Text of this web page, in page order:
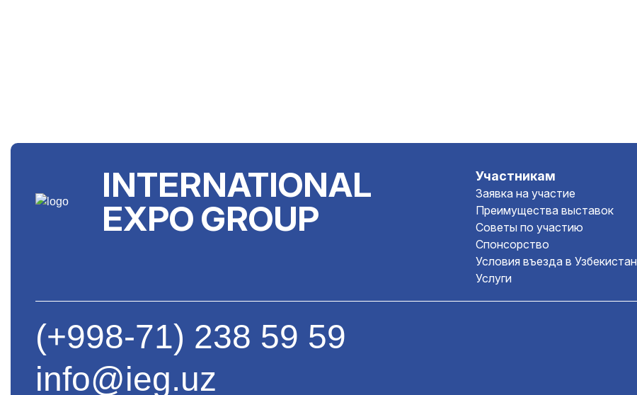
INTERNATIONAL
EXPO GROUP
Участникам
Заявка на участие
Преимущества выставок
Советы по участию
Спонсорство
Условия въезда в Узбекистан
Услуги
(+998-71) 238 59 59
info@ieg.uz